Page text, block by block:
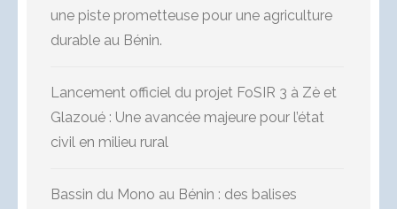
une piste prometteuse pour une agriculture
durable au Bénin.
Lancement officiel du projet FoSIR 3 à Zè et
Glazoué : Une avancée majeure pour l’état
civil en milieu rural
Bassin du Mono au Bénin : des balises